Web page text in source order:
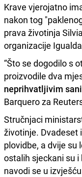
Krave vjerojatno
nakon tog
prava životinja
organizacije
“Što se dogodilo s
proizvodile dva
neprihvatljivim
Barquero za
Stručnjaci
životinje. Dvadeset
plovidbe, a dvije su
ostalih sjeckani su
navodi se u